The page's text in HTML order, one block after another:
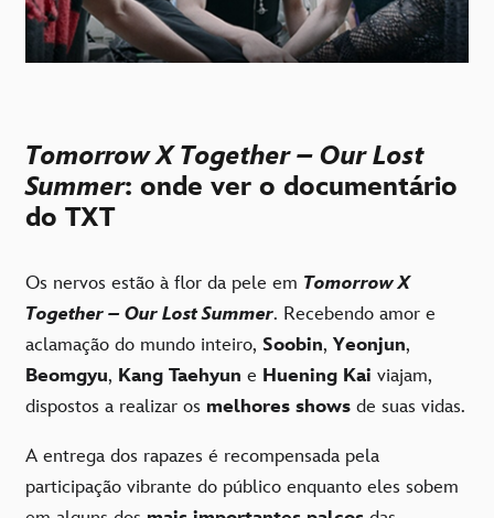
Tomorrow X Together – Our Lost
Summer: onde ver o documentário
do TXT
Os nervos estão à flor da pele em Tomorrow X
Together – Our Lost Summer. Recebendo amor e
aclamação do mundo inteiro, Soobin, Yeonjun,
Beomgyu, Kang Taehyun e Huening Kai viajam,
dispostos a realizar os melhores shows de suas vidas.
A entrega dos rapazes é recompensada pela
participação vibrante do público enquanto eles sobem